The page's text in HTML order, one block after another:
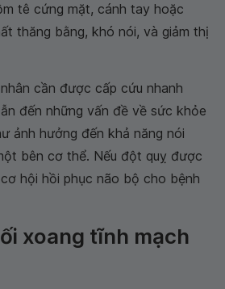
tê cứng mặt, cánh tay hoặc
thăng bằng, khó nói, và giảm thị
cần được cấp cứu nhanh
đến những vấn đề về sức khỏe
ảnh hưởng đến khả năng nói
bên cơ thể. Nếu đột quỵ được
hội hồi phục não bộ cho bệnh
xoang tĩnh mạch